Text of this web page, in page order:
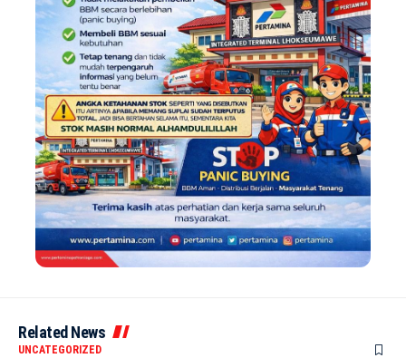
Related News
UNCATEGORIZED